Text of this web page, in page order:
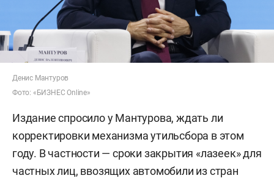
Денис Мантуров
Фото: «БИЗНЕС Online»
Издание спросило у Мантурова, ждать ли
корректировки механизма утильсбора в этом
году. В частности — сроки закрытия «лазеек» для
частных лиц, ввозящих автомобили из стран